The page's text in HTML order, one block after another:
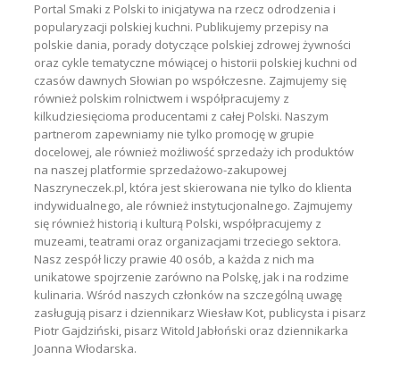
Portal Smaki z Polski to inicjatywa na rzecz odrodzenia i
popularyzacji polskiej kuchni. Publikujemy przepisy na
polskie dania, porady dotyczące polskiej zdrowej żywności
oraz cykle tematyczne mówiącej o historii polskiej kuchni od
czasów dawnych Słowian po współczesne. Zajmujemy się
również polskim rolnictwem i współpracujemy z
kilkudziesięcioma producentami z całej Polski. Naszym
partnerom zapewniamy nie tylko promocję w grupie
docelowej, ale również możliwość sprzedaży ich produktów
na naszej platformie sprzedażowo-zakupowej
Naszryneczek.pl, która jest skierowana nie tylko do klienta
indywidualnego, ale również instytucjonalnego. Zajmujemy
się również historią i kulturą Polski, współpracujemy z
muzeami, teatrami oraz organizacjami trzeciego sektora.
Nasz zespół liczy prawie 40 osób, a każda z nich ma
unikatowe spojrzenie zarówno na Polskę, jak i na rodzime
kulinaria. Wśród naszych członków na szczególną uwagę
zasługują pisarz i dziennikarz Wiesław Kot, publicysta i pisarz
Piotr Gajdziński, pisarz Witold Jabłoński oraz dziennikarka
Joanna Włodarska.